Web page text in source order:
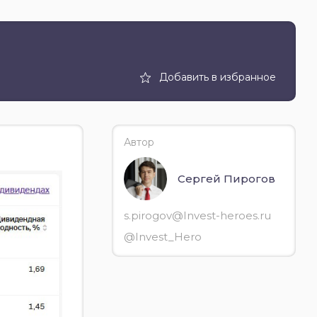
Добавить в избранное
Автор
Сергей Пирогов
s.pirogov@Invest-heroes.ru
@Invest_Hero